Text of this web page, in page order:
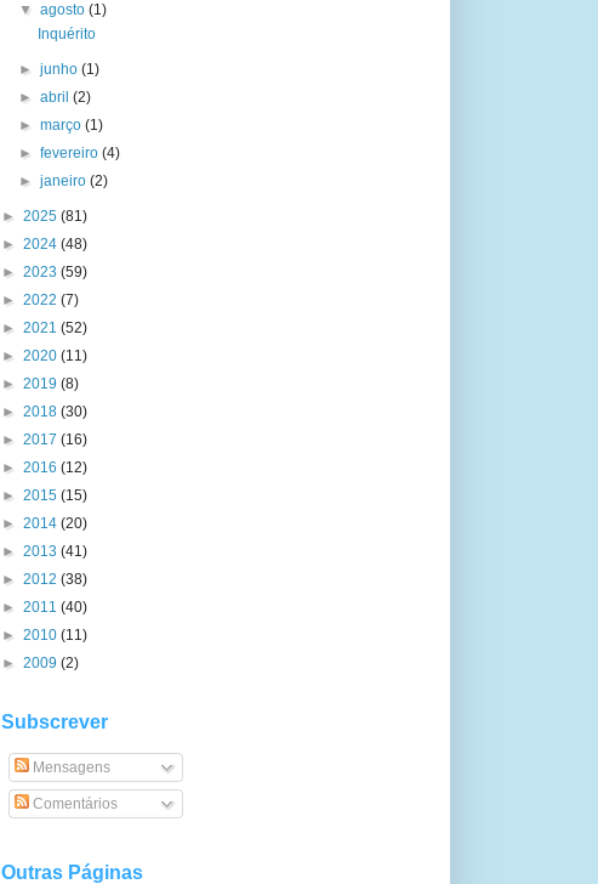
▼agosto(1)
Inquérito
►junho(1)
►abril(2)
►março(1)
►fevereiro(4)
►janeiro(2)
► 2025 (81)
► 2024 (48)
► 2023 (59)
► 2022 (7)
► 2021 (52)
► 2020 (11)
► 2019 (8)
► 2018 (30)
► 2017 (16)
► 2016 (12)
► 2015 (15)
► 2014 (20)
► 2013 (41)
► 2012 (38)
► 2011 (40)
► 2010 (11)
► 2009 (2)
Subscrever
Mensagens
Comentários
Outras Páginas